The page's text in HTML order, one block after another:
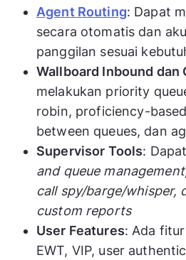
Agent Routing: Dapat
secara otomatis dan
panggilan sesuai
Wallboard Inbound dan
melakukan priority
robin, proficiency-
between queues, dan
Supervisor Tools:
and queue
call spy/barge/whisper,
custom reports
User Features: Ada
EWT, VIP, user